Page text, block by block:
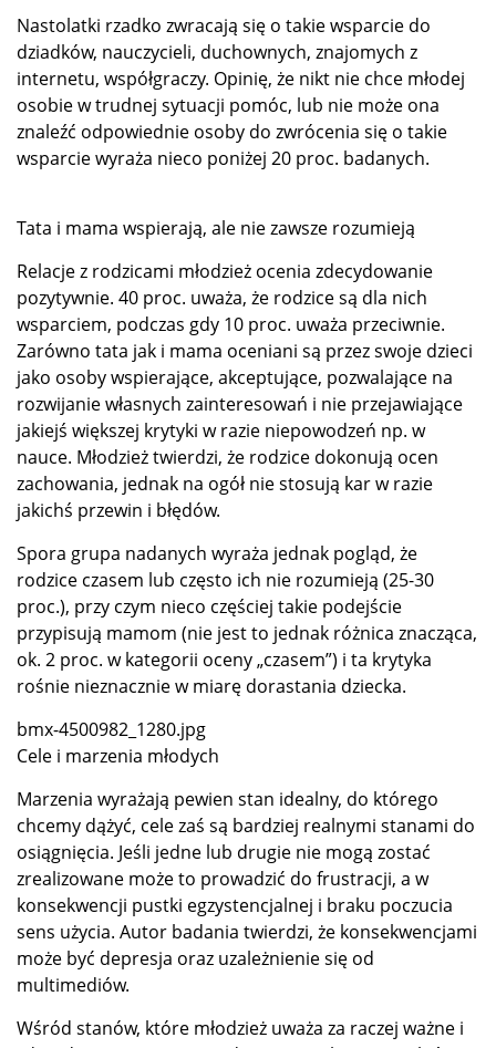
Nastolatki rzadko zwracają się o takie wsparcie do
dziadków, nauczycieli, duchownych, znajomych z
internetu, współgraczy. Opinię, że nikt nie chce młodej
osobie w trudnej sytuacji pomóc, lub nie może ona
znaleźć odpowiednie osoby do zwrócenia się o takie
wsparcie wyraża nieco poniżej 20 proc. badanych.
Tata i mama wspierają, ale nie zawsze rozumieją
Relacje z rodzicami młodzież ocenia zdecydowanie
pozytywnie. 40 proc. uważa, że rodzice są dla nich
wsparciem, podczas gdy 10 proc. uważa przeciwnie.
Zarówno tata jak i mama oceniani są przez swoje dzieci
jako osoby wspierające, akceptujące, pozwalające na
rozwijanie własnych zainteresowań i nie przejawiające
jakiejś większej krytyki w razie niepowodzeń np. w
nauce. Młodzież twierdzi, że rodzice dokonują ocen
zachowania, jednak na ogół nie stosują kar w razie
jakichś przewin i błędów.
Spora grupa nadanych wyraża jednak pogląd, że
rodzice czasem lub często ich nie rozumieją (25-30
proc.), przy czym nieco częściej takie podejście
przypisują mamom (nie jest to jednak różnica znacząca,
ok. 2 proc. w kategorii oceny „czasem”) i ta krytyka
rośnie nieznacznie w miarę dorastania dziecka.
bmx-4500982_1280.jpg
Cele i marzenia młodych
Marzenia wyrażają pewien stan idealny, do którego
chcemy dążyć, cele zaś są bardziej realnymi stanami do
osiągnięcia. Jeśli jedne lub drugie nie mogą zostać
zrealizowane może to prowadzić do frustracji, a w
konsekwencji pustki egzystencjalnej i braku poczucia
sens użycia. Autor badania twierdzi, że konsekwencjami
może być depresja oraz uzależnienie się od
multimediów.
Wśród stanów, które młodzież uważa za raczej ważne i